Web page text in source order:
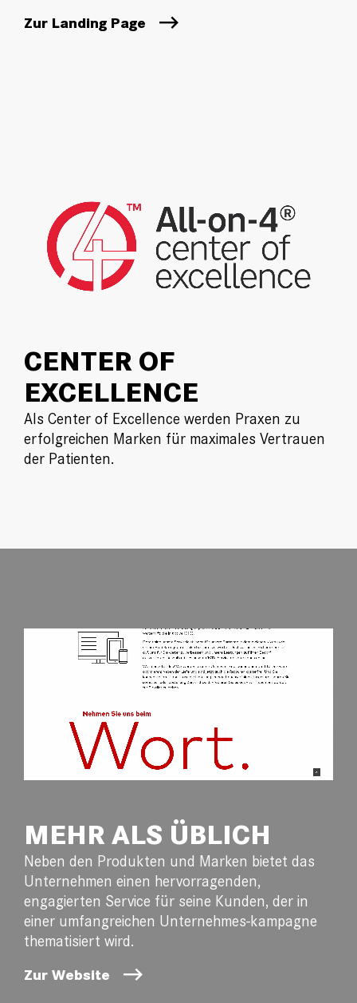
Zur Landing Page
CENTER OF
EXCELLENCE
Als Center of Excellence werden Praxen zu
erfolgreichen Marken für maximales Vertrauen
der Patienten.
MEHR ALS ÜBLICH
Neben den Produkten und Marken bietet das
Unternehmen einen hervorragenden,
engagierten Service für seine Kunden, der in
einer umfangreichen Unternehmes-kampagne
thematisiert wird.
Zur Website